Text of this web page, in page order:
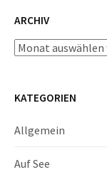
ARCHIV
Archiv
KATEGORIEN
Allgemein
Auf See